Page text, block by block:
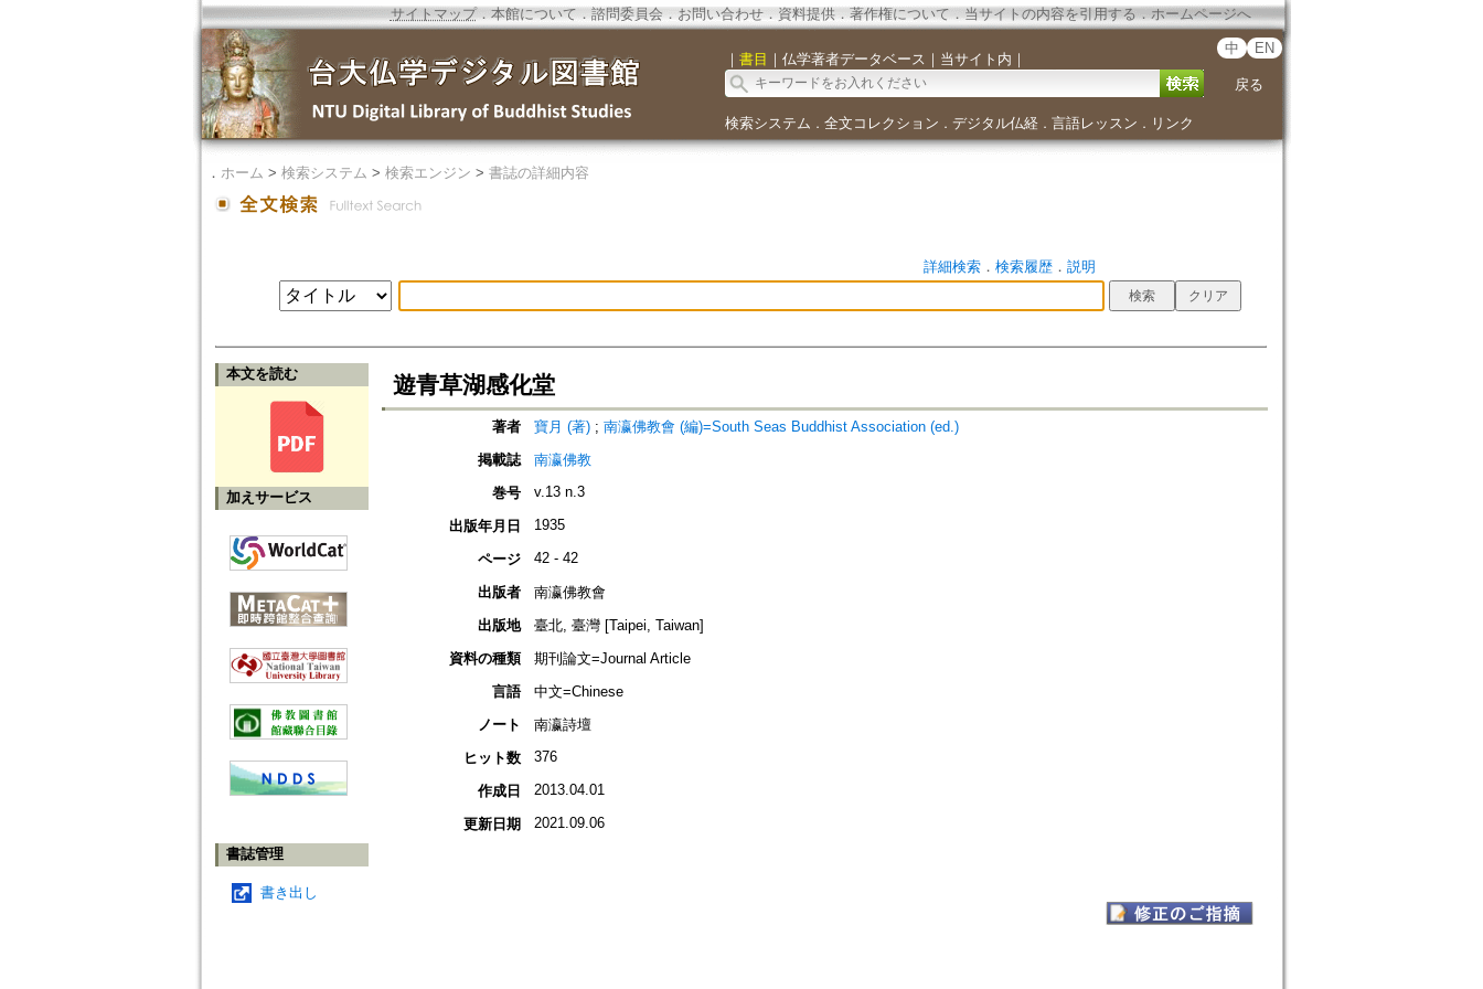
サイトマップ．本館について ． 諮問委員会． お問い合わせ． 資料提供． 著作権について．当サイトの内容を引用する ． ホームページへ
｜ 書目 ｜ 仏学著者データベース ｜ 当サイト内 ｜
中 EN
戻る
検索システム ． 全文コレクション ． デジタル仏経． 言語レッスン ． リンク
． ホーム > 検索システム > 検索エンジン > 書誌の詳細内容
詳細検索． 検索履歴． 説明
本文を読む
加えサービス
書誌管理
書き出し
遊青草湖感化堂
著者 寶月 (著); 南瀛佛教會 (編)=South Seas Buddhist Association (ed.)
掲載誌
南瀛佛教
巻号
v.13 n.3
出版年月日 1935
ページ 42 - 42
出版者
南瀛佛教會
出版地
臺北, 臺灣 [Taipei, Taiwan]
資料の種類
期刊論文=Journal Article
言語
中文=Chinese
ノート
南瀛詩壇
ヒット数
376
作成日 2013.04.01
更新日期 2021.09.06